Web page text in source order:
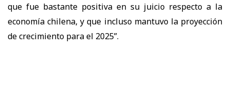
que fue bastante positiva en su juicio respecto a la
economía chilena, y que incluso mantuvo la proyección
de crecimiento para el 2025”.